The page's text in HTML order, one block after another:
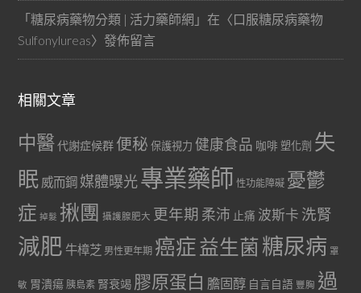
「糖尿病藥物分類 | 活力藥師網 」在〈口服糖尿病藥物
Sulfonylureas〉發佈留言
相關文章
中醫代謝症候群 便秘 保護視力 健康食品 咖啡 塑化劑 失
眠 威而鋼 媒體曝光專業藥師 性功能障礙 憂鬱
症 掉髮 揪團 攝護腺肥大 更年期 柔沛 止痛 波斯卡 洗腎
減肥 牛樟芝 男性更年期 癌症益生菌 糖尿病 罩
敏 胃潰瘍 胰島素 腎衰竭 膠原蛋白 膽固醇 自言自語 豐胸 過